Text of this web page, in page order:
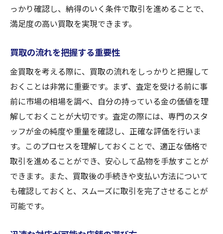
っかり確認し、納得のいく条件で取引を進めることで、
満足度の高い買取を実現できます。
買取の流れを把握する重要性
金買取を考える際に、買取の流れをしっかりと把握して
おくことは非常に重要です。まず、査定を受ける前に事
前に市場の相場を調べ、自分の持っている金の価値を理
解しておくことが大切です。査定の際には、専門のスタ
ッフが金の純度や重量を確認し、正確な評価を行いま
す。このプロセスを理解しておくことで、適正な価格で
取引を進めることができ、安心して品物を手放すことが
できます。また、買取後の手続きや支払い方法について
も確認しておくと、スムーズに取引を完了させることが
可能です。